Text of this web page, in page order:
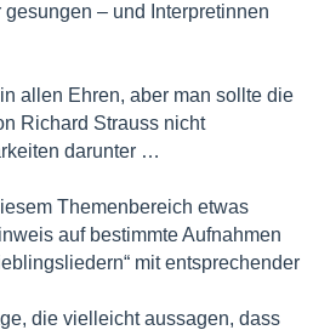
– und Interpretinnen
allen Ehren, aber man sollte die
Richard Strauss nicht
darunter …
Themenbereich etwas
auf bestimmte Aufnahmen
mit entsprechender
die vielleicht aussagen, dass